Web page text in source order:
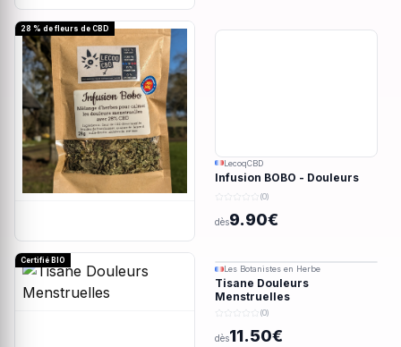
28 % de fleurs de CBD
LecoqCBD
Infusion BOBO - Douleurs
menstruelles - 28g
(0)
dès9.90€
Certifié BIO
Les Botanistes en Herbe
Tisane Douleurs
Menstruelles
(0)
dès11.50€